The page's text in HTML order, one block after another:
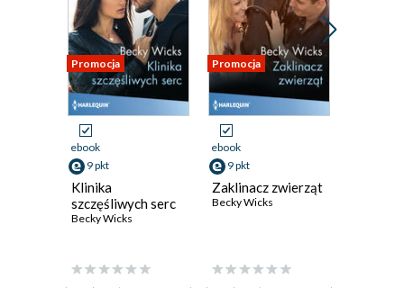
Promocja
ebook
9 pkt
Klinika
szczęśliwych serc
Becky Wicks
Promocja
ebook
9 pkt
Zaklinacz zwierząt
Becky Wicks